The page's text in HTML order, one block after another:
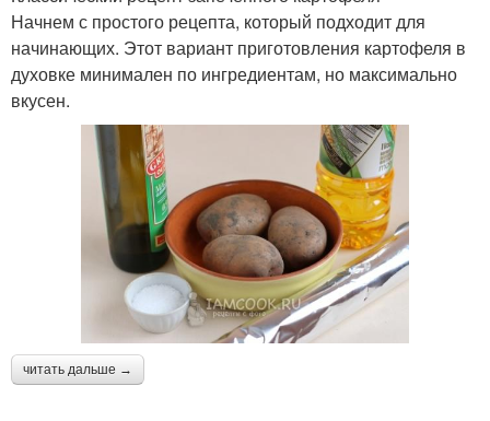
Начнем с простого рецепта, который подходит для
начинающих. Этот вариант приготовления картофеля в
духовке минимален по ингредиентам, но максимально
вкусен.
читать дальше →